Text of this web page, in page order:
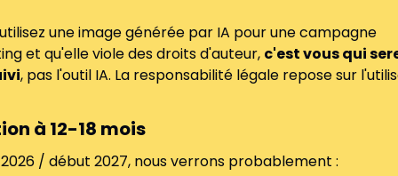
une image générée par IA pour une campagne
et qu'elle viole des droits d'auteur, c'est vous qui
, pas l'outil IA. La responsabilité légale repose sur
à 12-18 mois
/ début 2027, nous verrons probablement :